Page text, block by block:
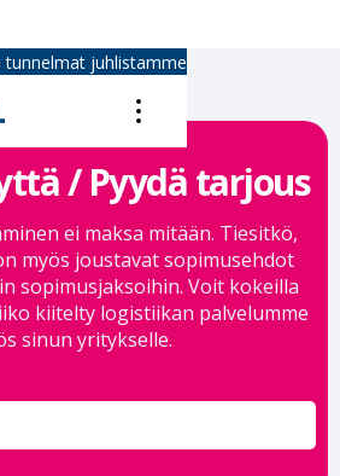
juhlistamme
/ Pyydä tarjous
ei maksa mitään. Tiesitkö,
myös joustavat sopimusehdot
sopimusjaksoihin. Voit kokeilla
kiitelty logistiikan palvelumme
sinun yritykselle.